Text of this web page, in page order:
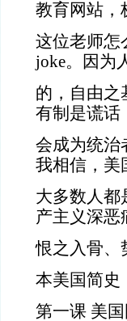
教育网站，
这位老师怎
joke。因为
的，自由之
有制是谎话
会成为统治
我相信，美
大多数人都
产主义深恶
恨之入骨、
本美国简史
第一课 美